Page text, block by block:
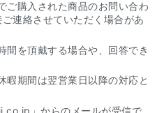
ご購入された商品のお問い合わ
連絡させていただく場合があ
間を頂戴する場合や、回答でき
暇期間は翌営業日以降の対応と
」からのメールが受信で